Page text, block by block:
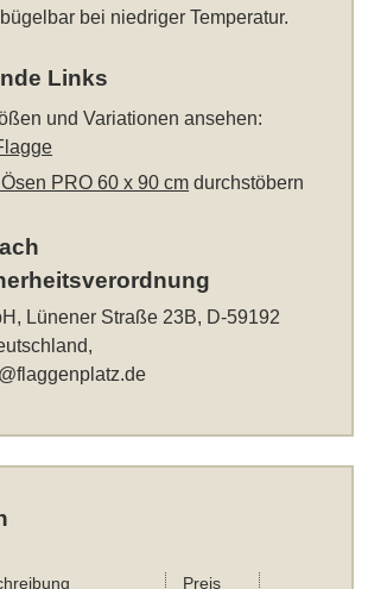
bei niedriger Temperatur.
Links
und Variationen ansehen:
PRO 60 x 90 cm durchstöbern
Lünener Straße 23B, D-59192
Preis